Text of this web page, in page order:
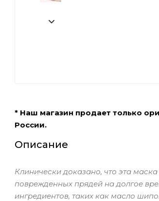
* Наш магазин продает только
России.
Описание
Клинически доказано, что эта
поврежденных прядей на долгое
ингредиентов, таких как масло